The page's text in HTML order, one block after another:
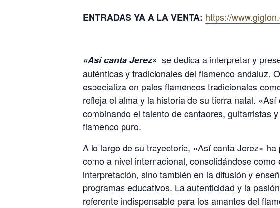
ENTRADAS YA A LA VENTA: https://
«Así canta Jerez» se dedica a interpretar y
auténticas y tradicionales del flamenco andaluz.
especializa en palos flamencos tradicionales
refleja el alma y la historia de su tierra natal.
combinando el talento de cantaores, guitarristas
flamenco puro.
A lo largo de su trayectoria, «Así canta Jerez»
como a nivel internacional, consolidándose
interpretación, sino también en la difusión y
programas educativos. La autenticidad y la
referente indispensable para los amantes del